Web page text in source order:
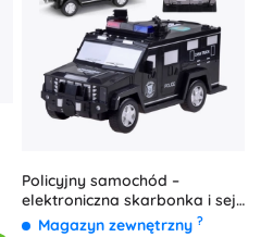
Policyjny samochód –
elektroniczna skarbonka i sejf
dla dzieci
Magazyn zewnętrzny ?